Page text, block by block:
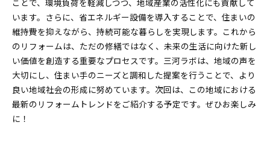
います。さらに、省エネルギー設備を導入することで、住まいの
維持費を抑えながら、持続可能な暮らしを実現します。これから
のリフォームは、ただの修繕ではなく、未来の生活に向けた新し
い価値を創造する重要なプロセスです。三河ラボは、地域の声を
大切にし、住まい手のニーズと調和した提案を行うことで、より
良い地域社会の形成に努めています。次回は、この地域における
最新のリフォームトレンドをご紹介する予定です。ぜひお楽しみ
に！